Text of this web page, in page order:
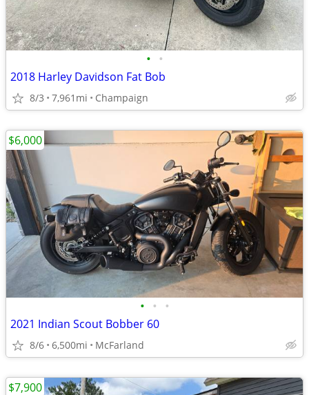
• •
2018 Harley Davidson Fat Bob
8/3 7,961mi Champaign
• • •
2021 Indian Scout Bobber 60
8/6 6,500mi McFarland
$6,000
$7,900